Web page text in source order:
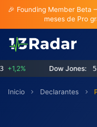
🎉 Founding Member
meses de Pro
Dow Jones:
Inicio Declarantes